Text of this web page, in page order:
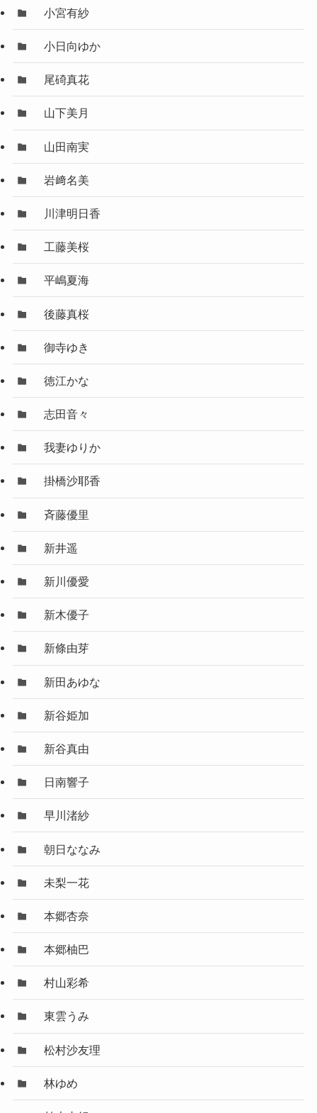
小宮有紗
小日向ゆか
尾碕真花
山下美月
山田南実
岩﨑名美
川津明日香
工藤美桜
平嶋夏海
後藤真桜
御寺ゆき
徳江かな
志田音々
我妻ゆりか
掛橋沙耶香
斉藤優里
新井遥
新川優愛
新木優子
新條由芽
新田あゆな
新谷姫加
新谷真由
日南響子
早川渚紗
朝日ななみ
未梨一花
本郷杏奈
本郷柚巴
村山彩希
東雲うみ
松村沙友理
林ゆめ